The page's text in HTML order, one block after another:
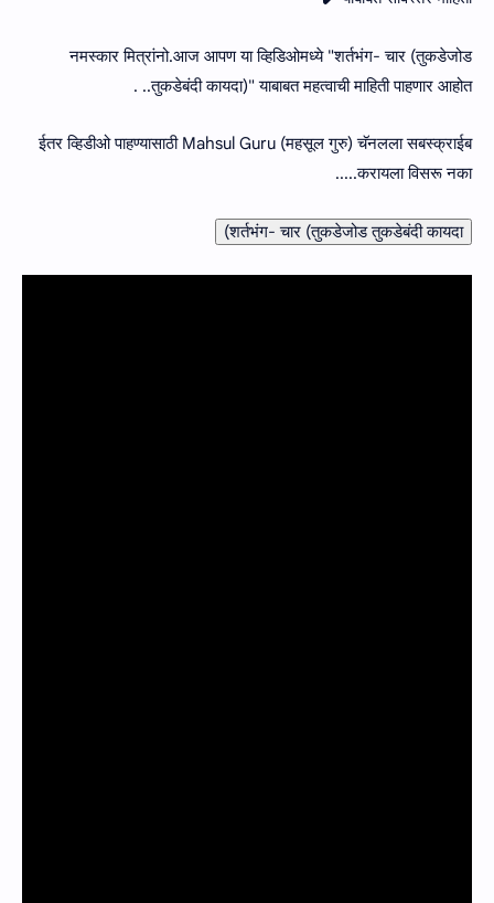
नमस्कार मित्रांनो.आज आपण या व्हिडिओमध्ये "शर्तभंग- चार (तुकडेजोड
तुकडेबंदी कायदा)" याबाबत महत्वाची माहिती पाहणार आहोत.. .
ईतर व्हिडीओ पाहण्यासाठी Mahsul Guru (महसूल गुरु) चॅनलला सबस्क्राईब
करायला विसरू नका.....
शर्तभंग- चार (तुकडेजोड तुकडेबंदी कायदा)